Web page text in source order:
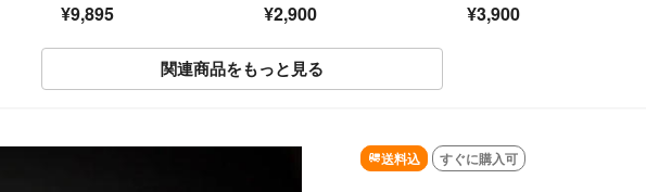
売品 送料込み
¥9,895 品 - 白×黒 クルーネッ
¥2,900 ¥3,900
関連商品をもっと見る
SOLD OUT
送料込 すぐに購入可